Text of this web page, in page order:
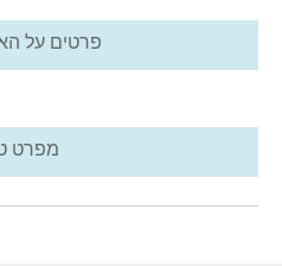
פרטים על
מפרט